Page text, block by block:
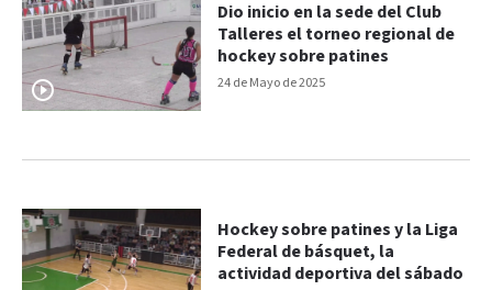
24 de Mayo de 2025
Dio inicio en la sede del Club
Talleres el torneo regional de
hockey sobre patines
Hockey sobre patines y la Liga
Federal de básquet, la
actividad deportiva del sábado